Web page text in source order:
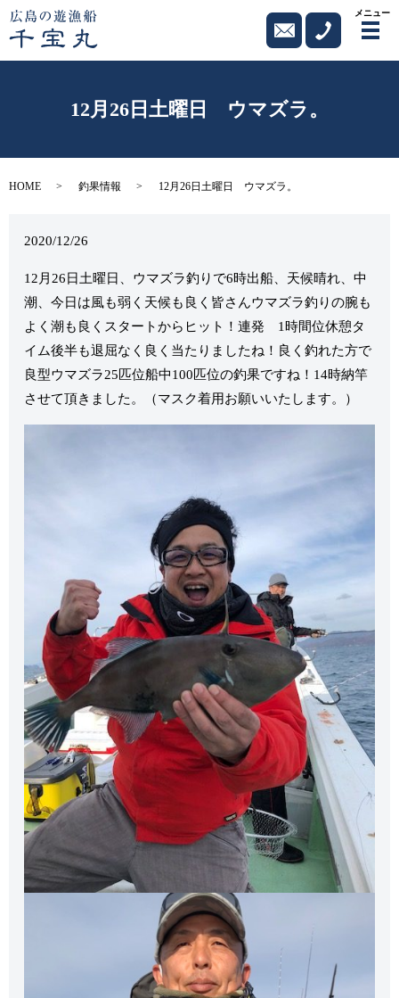
メニュー
メ
12月26日土曜日 ウマズラ。
HOME 釣果情報 12月26日土曜日 ウマズラ。
2020/12/26
12月26日土曜日、ウマズラ釣りで6時出船、天候晴れ、中
潮、今日は風も弱く天候も良く皆さんウマズラ釣りの腕も
よく潮も良くスタートからヒット！連発 1時間位休憩タ
イム後半も退屈なく良く当たりましたね！良く釣れた方で
良型ウマズラ25匹位船中100匹位の釣果ですね！14時納竿
させて頂きました。（マスク着用お願いいたします。）